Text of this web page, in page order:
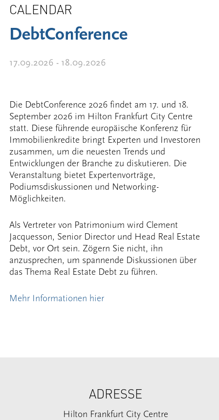
CALENDAR
DebtConference
17.09.2026 - 18.09.2026
Die DebtConference 2026 findet am 17. und 18.
September 2026 im Hilton Frankfurt City Centre
statt. Diese führende europäische Konferenz für
Immobilienkredite bringt Experten und Investoren
zusammen, um die neuesten Trends und
Entwicklungen der Branche zu diskutieren. Die
Veranstaltung bietet Expertenvorträge,
Podiumsdiskussionen und Networking-
Möglichkeiten.
Als Vertreter von Patrimonium wird Clement
Jacquesson, Senior Director und Head Real Estate
Debt, vor Ort sein. Zögern Sie nicht, ihn
anzusprechen, um spannende Diskussionen über
das Thema Real Estate Debt zu führen.
Mehr Informationen hier
ADRESSE
Hilton Frankfurt City Centre